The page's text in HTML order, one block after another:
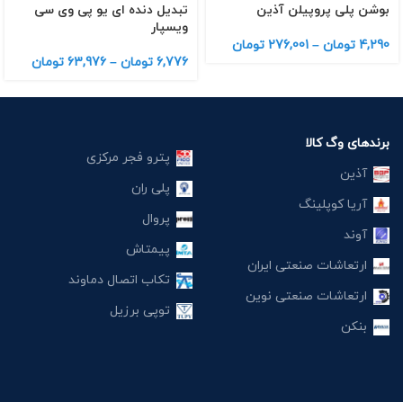
بوشن پلی پروپیلن آذین
4,290 تومان –
276,001 تومان
تبدیل دنده ای یو پی وی سی
ویسپار
6,776 تومان –
63,976 تومان
برندهای وگ کالا
آذین
آریا کوپلینگ
آوند
ارتعاشات صنعتی ایران
ارتعاشات صنعتی نوین
بنکن
پترو فجر مرکزی
پلی ران
پروال
پیمتاش
تکاب اتصال دماوند
توپی برزیل